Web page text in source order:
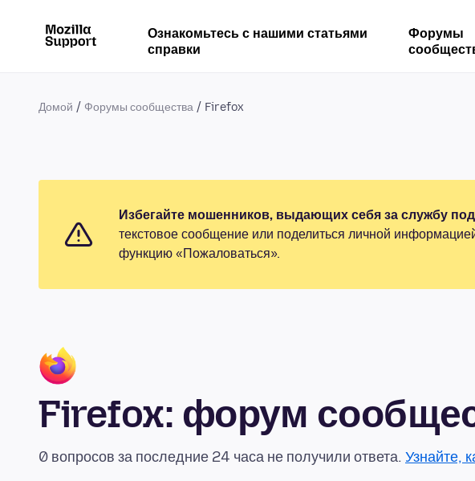
Ознакомьтесь с нашими статьями
справки
Форумы
Домой Форумы сообщества Firefox
Избегайте мошенников, выдающих себя за службу
текстовое сообщение или поделиться личной
функцию «Пожаловаться».
Firefox: форум
0 вопросов за последние 24 часа не получили ответа. Узнайте,